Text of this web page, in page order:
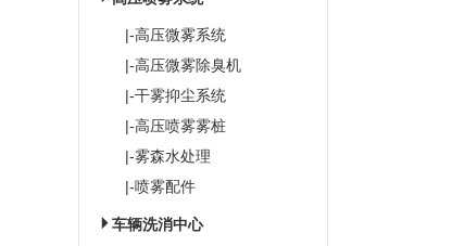
|-高压微雾系统
|-高压微雾除臭机
|-干雾抑尘系统
|-高压喷雾雾桩
|-雾森水处理
|-喷雾配件
车辆洗消中心